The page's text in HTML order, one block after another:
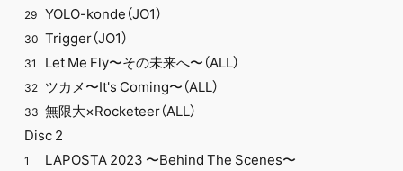
29 YOLO-konde（JO1）
30 Trigger（JO1）
31 Let Me Fly〜その未来へ〜（ALL）
32 ツカメ〜It's Coming〜（ALL）
33 無限大×Rocketeer（ALL）
Disc 2
1 LAPOSTA 2023 〜Behind The Scenes〜